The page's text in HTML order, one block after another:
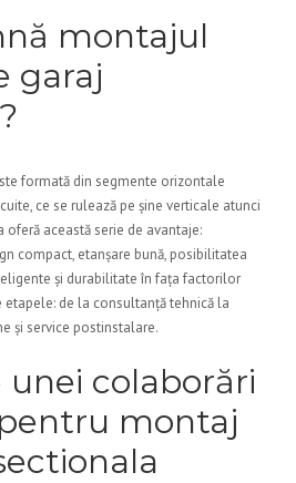
montajul
garaj
formată din segmente orizontale
ce se rulează pe șine verticale atunci
oferă această serie de avantaje:
compact, etanșare bună, posibilitatea
și durabilitate în fața factorilor
etapele: de la consultanță tehnică la
și service postinstalare.
unei colaborări
montaj